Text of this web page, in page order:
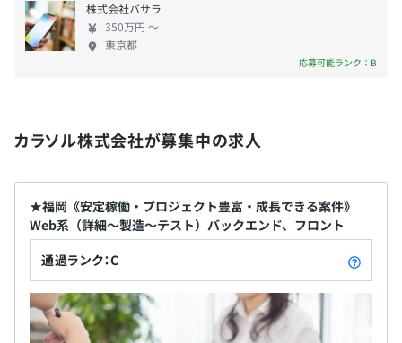
エンジニアのフォロー体制も現場でのヒアリングや状況の
確認にて目標に向かってチャレンジできます。
エンジニア１５名で構成されている組織です。
■エンジニアリーダー：38歳／Java開発経験10年以上
・2018/03〜2022/12（4年9カ月）Java通信キャリア（携
帯電話）料金・業務系
【福利厚生について】
１，「ベネフィット・ワン」（ベネフィット・ステーショ
・グルメ、スポーツクラブ、テーマパーク、ホテルなど
の割引、他
２，インターネット指定サイトにてご希望研修の受講費用
の補助（会社にて半額補助）
【退職金制度】有り
無期雇用
株式会社バサラ
350万円 〜
東京都
応募可能ランク：B
カラソル株式会社が募集中の求人
★福岡《安定稼働・プロジェクト豊富・成長できる案件》
Web系（詳細～製造～テスト）バックエンド、フロント
通過ランク：C